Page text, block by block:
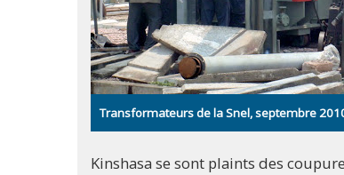
Transformateurs de la Snel, septembre
Kinshasa se sont plaints des